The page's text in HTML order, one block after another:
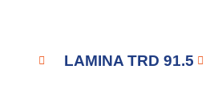
LAMINA TRD 91.5